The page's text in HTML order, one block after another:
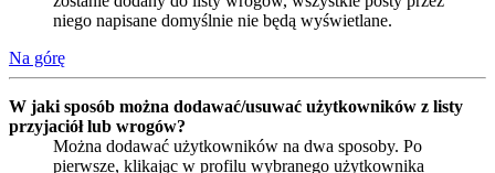
niego napisane domyślnie nie będą wyświetlane.
Na górę
W jaki sposób można dodawać/usuwać użytkowników z listy
przyjaciół lub wrogów?
Można dodawać użytkowników na dwa sposoby. Po
pierwsze, klikając w profilu wybranego użytkownika